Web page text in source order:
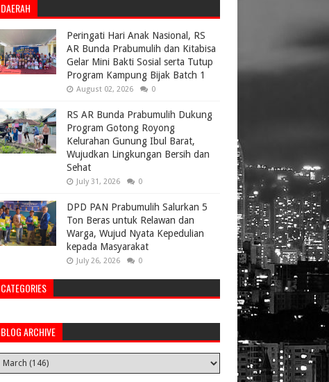
DAERAH
Peringati Hari Anak Nasional, RS
AR Bunda Prabumulih dan Kitabisa
Gelar Mini Bakti Sosial serta Tutup
Program Kampung Bijak Batch 1
August 02, 2026 0
RS AR Bunda Prabumulih Dukung
Program Gotong Royong
Kelurahan Gunung Ibul Barat,
Wujudkan Lingkungan Bersih dan
Sehat
July 31, 2026 0
DPD PAN Prabumulih Salurkan 5
Ton Beras untuk Relawan dan
Warga, Wujud Nyata Kepedulian
kepada Masyarakat
July 26, 2026 0
CATEGORIES
BLOG ARCHIVE